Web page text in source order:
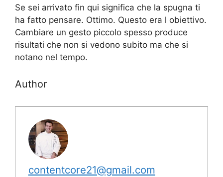
Se sei arrivato fin qui significa che la spugna ti
ha fatto pensare. Ottimo. Questo era l obiettivo.
Cambiare un gesto piccolo spesso produce
risultati che non si vedono subito ma che si
notano nel tempo.
Author
contentcore21@gmail.com